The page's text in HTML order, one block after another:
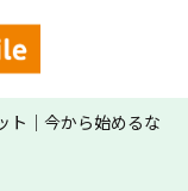
ト｜今から始めるな